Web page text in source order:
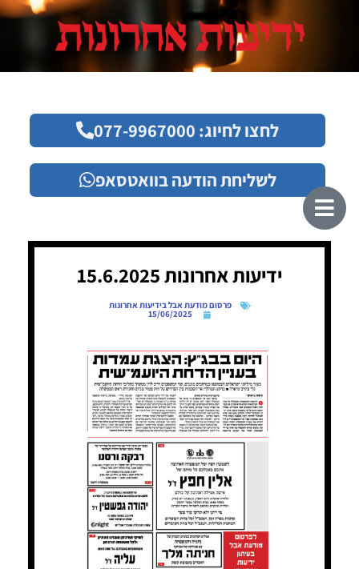
לחצו לחיוג: 077-9967000
לשליחת הודעה בוואטסאפ
ידיעות אחרונות 15.6.2025
פרסום מודעת אבל בידיעות אחרונות
15/06/2025